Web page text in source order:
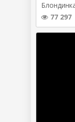
77 297